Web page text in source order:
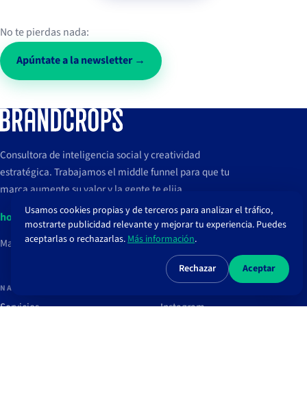
No te pierdas nada:
Apúntate a la newsletter →
Consultora de inteligencia social y creatividad
estratégica. Trabajamos el middle funnel para que tu
marca aumente su valor y la gente te elija.
hola@brandcrops.com
Madrid, España
NAVEGAR
Servicios
Instagram
Usamos cookies propias y de terceros para analizar el tráfico,
mostrarte publicidad relevante y mejorar tu experiencia. Puedes
aceptarlas o rechazarlas.Más información.
Rechazar Aceptar